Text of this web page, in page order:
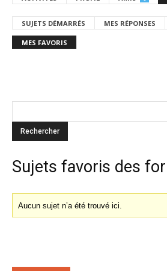
SUJETS DÉMARRÉS MES RÉPONSES
MES FAVORIS
Sujets favoris des
Aucun sujet n’a été trouvé ici.